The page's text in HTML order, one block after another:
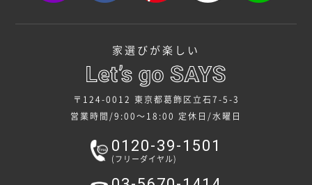
家選びが楽しい
〒124-0012 東京都葛飾区立石7-5-3
営業時間/9:00～18:00 定休日/水曜日
0120-39-1501
(フリーダイヤル)